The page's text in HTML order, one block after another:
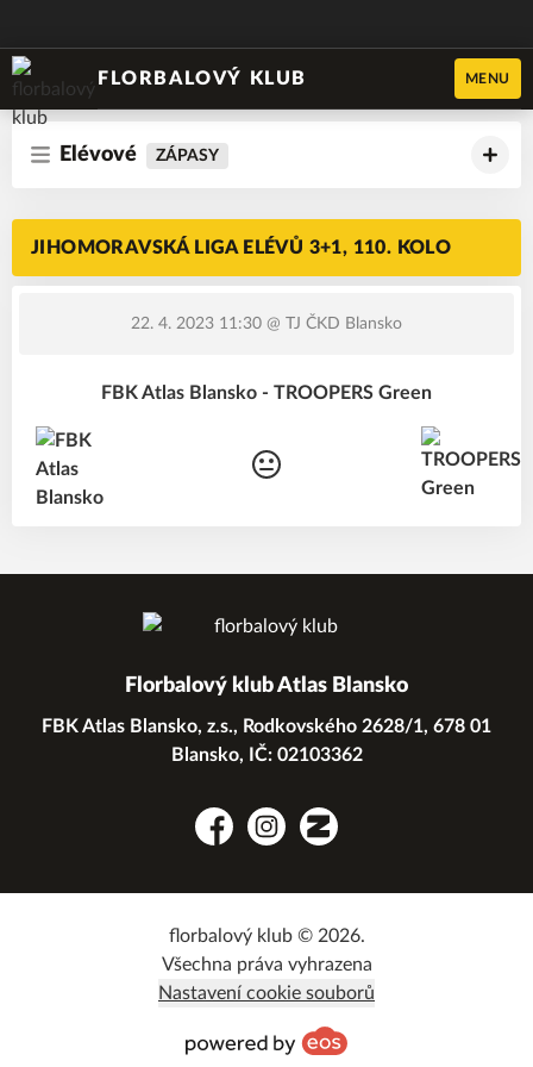
FLORBALOVÝ KLUB MENU
Elévové ZÁPASY
JIHOMORAVSKÁ LIGA ELÉVŮ 3+1, 110. KOLO
22. 4. 2023 11:30 @ TJ ČKD Blansko
FBK Atlas Blansko - TROOPERS Green
Florbalový klub Atlas Blansko
FBK Atlas Blansko, z.s., Rodkovského 2628/1, 678 01
Blansko, IČ: 02103362
FacebookInstagramZonerama
florbalový klub © 2026.
Všechna práva vyhrazena
Nastavení cookie souborů